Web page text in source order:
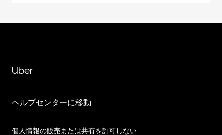
Uber
ヘルプセンターに移動
個人情報の販売または共有を許可しない